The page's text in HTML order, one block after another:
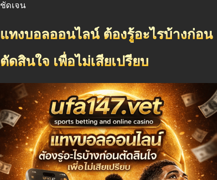
ชัดเจน
แทงบอลออนไลน์ ต้องรู้อะไรบ้างก่อน
ตัดสินใจ เพื่อไม่เสียเปรียบ